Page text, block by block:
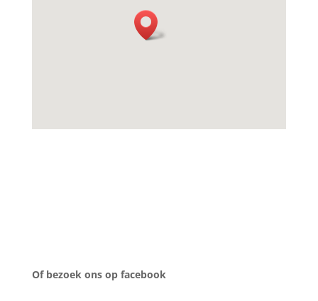
Of bezoek ons op facebook